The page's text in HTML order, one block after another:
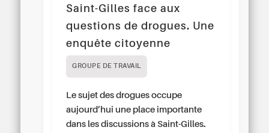
Saint-Gilles face aux
questions de drogues. Une
enquête citoyenne
GROUPE DE TRAVAIL
Le sujet des drogues occupe
aujourd’hui une place importante
dans les discussions à Saint-Gilles.